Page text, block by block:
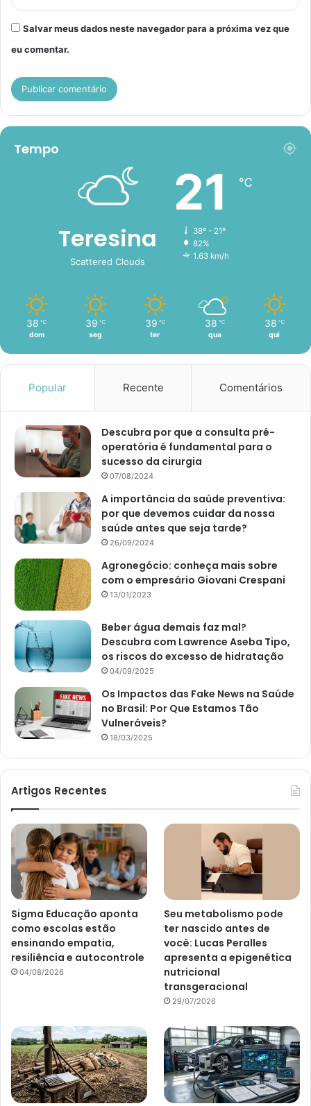
Salvar meus dados neste navegador para a próxima vez que
eu comentar.
Tempo
Teresina
Scattered Clouds
21 ℃
38º - 21º
82%
1.63 km/h
38 ℃
dom
39 ℃
seg
39 ℃
ter
38 ℃
qua
38 ℃
qui
Popular Recente Comentários
Descubra por que a consulta pré-
operatória é fundamental para o
sucesso da cirurgia
07/08/2024
A importância da saúde preventiva:
por que devemos cuidar da nossa
saúde antes que seja tarde?
26/09/2024
Agronegócio: conheça mais sobre
com o empresário Giovani Crespani
13/01/2023
Beber água demais faz mal?
Descubra com Lawrence Aseba Tipo,
os riscos do excesso de hidratação
04/09/2025
Os Impactos das Fake News na Saúde
no Brasil: Por Que Estamos Tão
Vulneráveis?
18/03/2025
Artigos Recentes
Sigma Educação aponta
como escolas estão
ensinando empatia,
resiliência e autocontrole
04/08/2026
Seu metabolismo pode
ter nascido antes de
você: Lucas Peralles
apresenta a epigenética
nutricional
transgeracional
29/07/2026